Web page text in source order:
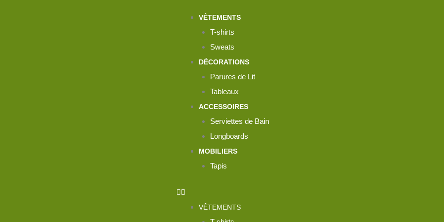
VÊTEMENTS
T-shirts
Sweats
DÉCORATIONS
Parures de Lit
Tableaux
ACCESSOIRES
Serviettes de Bain
Longboards
MOBILIERS
Tapis
VÊTEMENTS